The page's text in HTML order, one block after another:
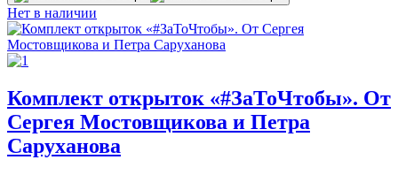
Нет в наличии
Комплект открыток «#ЗаТоЧтобы». От
Сергея Мостовщикова и Петра
Саруханова